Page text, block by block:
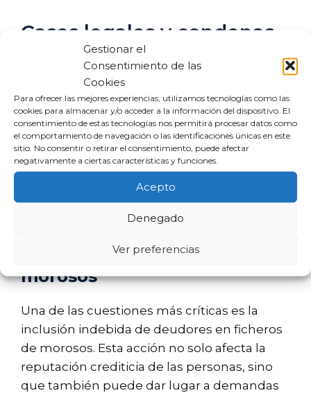
Gestionar el
Consentimiento de las
Cookies
Para ofrecer las mejores experiencias, utilizamos tecnologías como las
cookies para almacenar y/o acceder a la información del dispositivo. El
consentimiento de estas tecnologías nos permitirá procesar datos como
el comportamiento de navegación o las identificaciones únicas en este
sitio. No consentir o retirar el consentimiento, puede afectar
negativamente a ciertas características y funciones.
Acepto
Denegado
Ver preferencias
Casos legales y condenas
relacionados con Altaia
Capital
Altaia Capital ha enfrentado diversos
desafíos legales debido a sus métodos de
cobro. Varios casos han puesto de
manifiesto prácticas que pueden ser
consideradas ilegales o poco éticas.
Demandas por inclusión
indebida en ficheros de
morosos
Una de las cuestiones más críticas es la
inclusión indebida de deudores en ficheros
de morosos. Esta acción no solo afecta la
reputación crediticia de las personas, sino
que también puede dar lugar a demandas